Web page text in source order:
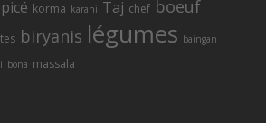
korma karahi Taj chef boeuf
biryanis légumes baingan
bona massala